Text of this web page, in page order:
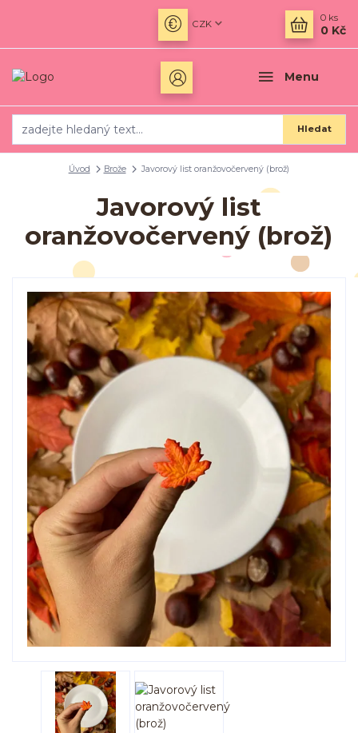
Menu
CZK
Hledat
0 ks
0 Kč
Úvod Brože Javorový list oranžovočervený (brož)
Javorový list
oranžovočervený (brož)